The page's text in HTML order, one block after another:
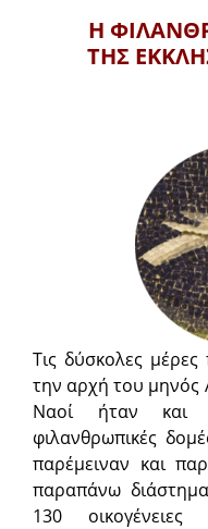
Η
ΤΗΣ
Τις δύσκολες
την αρχή του μηνός
Ναοί ήταν και
φιλανθρωπικές
παρέμειναν και
παραπάνω
130